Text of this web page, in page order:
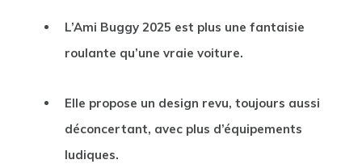
L’Ami Buggy 2025 est plus une fantaisie
roulante qu’une vraie voiture.
Elle propose un design revu, toujours aussi
déconcertant, avec plus d’équipements
ludiques.